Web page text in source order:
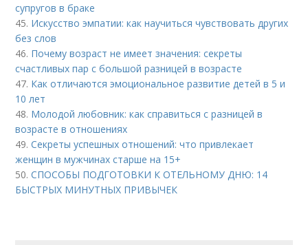
супругов в браке
45. Искусство эмпатии: как научиться чувствовать других
без слов
46. Почему возраст не имеет значения: секреты
счастливых пар с большой разницей в возрасте
47. Как отличаются эмоциональное развитие детей в 5 и
10 лет
48. Молодой любовник: как справиться с разницей в
возрасте в отношениях
49.Секреты успешных отношений: что привлекает
женщин в мужчинах старше на 15+
50.СПОСОБЫ ПОДГОТОВКИ К ОТЕЛЬНОМУ ДНЮ: 14
БЫСТРЫХ МИНУТНЫХ ПРИВЫЧЕК